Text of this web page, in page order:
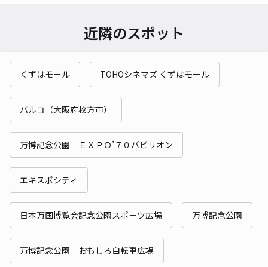
近隣のスポット
くずはモール TOHOシネマズ くずはモール
パルコ（大阪府枚方市）
万博記念公園 ＥＸＰＯ’７０パビリオン
エキスポシティ
日本万国博覧会記念公園スポ－ツ広場 万博記念公園
万博記念公園 おもしろ自転車広場